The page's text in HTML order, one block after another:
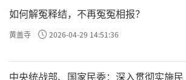
如何解冤释结，不再冤冤相报？
黄盖寺 2026-04-29 14:51:36
中央统战部、国家民委：深入贯彻实施民